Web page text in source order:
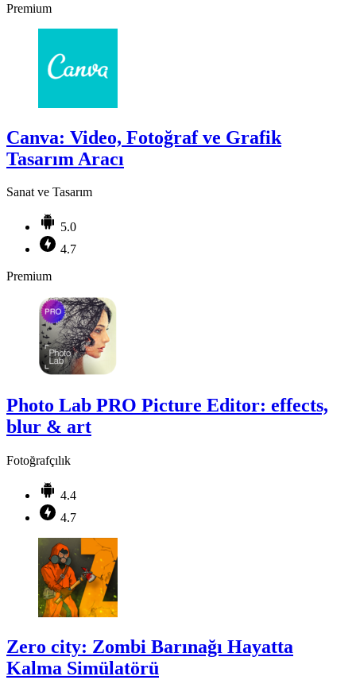
Premium
Canva: Video, Fotoğraf ve Grafik
Tasarım Aracı
Sanat ve Tasarım
5.0
4.7
Premium
Photo Lab PRO Picture Editor: effects,
blur & art
Fotoğrafçılık
4.4
4.7
Zero city: Zombi Barınağı Hayatta
Kalma Simülatörü